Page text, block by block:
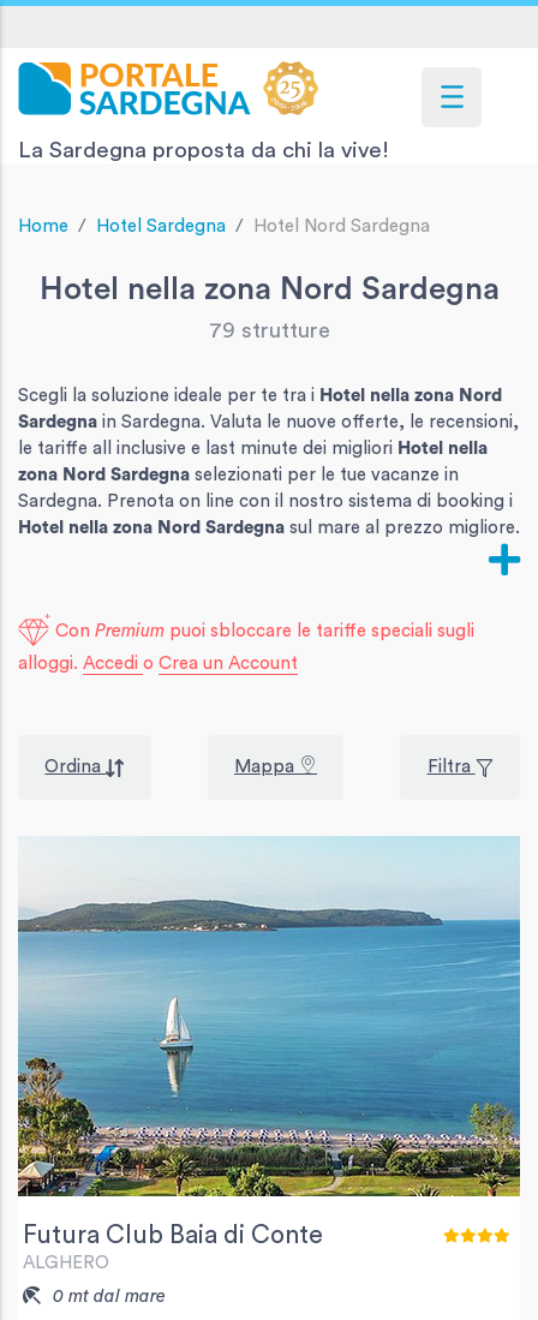
La Sardegna proposta da chi la vive!
Home Hotel Sardegna Hotel Nord Sardegna
Hotel nella zona Nord Sardegna
79 strutture
Scegli la soluzione ideale per te tra i Hotel nella zona Nord
Sardegna in Sardegna. Valuta le nuove offerte, le recensioni,
le tariffe all inclusive e last minute dei migliori Hotel nella
zona Nord Sardegna selezionati per le tue vacanze in
Sardegna. Prenota on line con il nostro sistema di booking i
Hotel nella zona Nord Sardegna sul mare al prezzo migliore.
Con Premium puoi sbloccare le tariffe speciali sugli
alloggi. Accedi o Crea un Account
Ordina Mappa Filtra
Futura Club Baia di Conte
ALGHERO
0 mt dal mare